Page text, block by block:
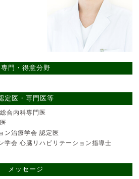
専門・得意分野
定医・専門医等
合内科専門医
ン治療学会 認定医
学会 心臓リハビリテーション指導士
メッセージ